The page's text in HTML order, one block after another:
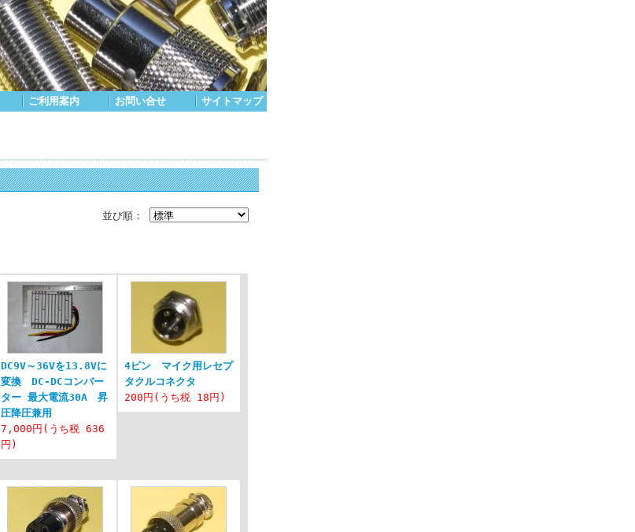
ご利用案内 お問い合せ サイトマップ
並び順：
DC9V～36Vを13.8Vに
変換 DC-DCコンバー
ター 最大電流30A 昇
圧降圧兼用
7,000円(うち税 636
円)
4ピン マイク用レセプ
タクルコネクタ
200円(うち税 18円)